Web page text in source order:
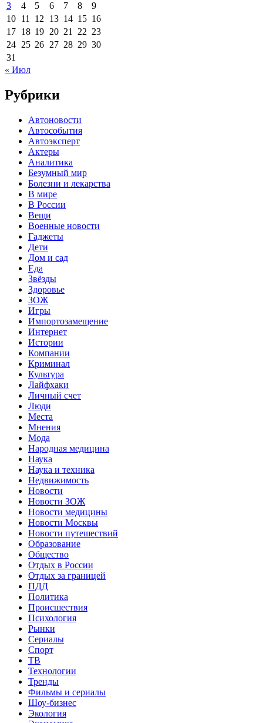
3
4 5 6 7 8
9
10 11 12 13 14 15 16
17 18 19 20 21 22 23
24 25 26 27 28 29 30
31
« Июл
Рубрики
Автоновости
Автособытия
Автоэксперт
Актеры
Аналитика
Безумный мир
Болезни и лекарства
В мире
В России
Вещи
Военные новости
Гаджеты
Дети
Дом и сад
Еда
Звёзды
Здоровье
ЗОЖ
Игры
Импортозамещение
Интернет
Истории
Компании
Криминал
Культура
Лайфхаки
Личный счет
Люди
Места
Мнения
Мода
Народная медицина
Наука
Наука и техника
Недвижимость
Новости
Новости ЗОЖ
Новости медицины
Новости Москвы
Новости путешествий
Образование
Общество
Отдых в России
Отдых за границей
ПДД
Политика
Происшествия
Психология
Рынки
Сериалы
Спорт
ТВ
Технологии
Тренды
Фильмы и сериалы
Шоу-бизнес
Экология